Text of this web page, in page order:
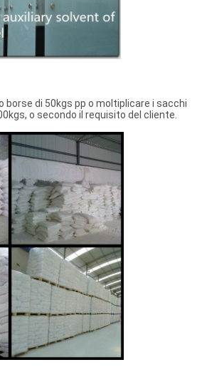
borse di 50kgs pp o moltiplicare i sacchi
o secondo il requisito del cliente.